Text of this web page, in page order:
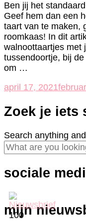
Ben jij het
Geef hem dan een
taart van te maken,
roomkaas! In dit
walnoottaartjes met
tussendoortje, bij
om …
april 17, 2021
Zoek je iets
Looking
for
Something?
Search anything
sociale
100
mijn